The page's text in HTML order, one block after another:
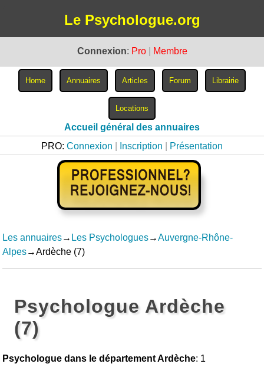
Le Psychologue.org
Connexion: Pro Membre
Accueil général des annuaires
PRO: Connexion Inscription Présentation
Les annuaires→ Les Psychologues→Auvergne-Rhône-
Alpes→Ardèche (7)
Psychologue Ardèche
(7)
Psychologue dans le département Ardèche: 1